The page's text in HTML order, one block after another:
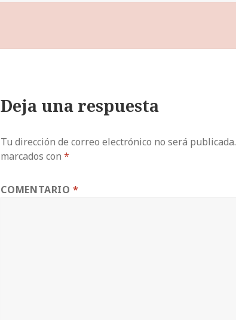
Deja una respuesta
Tu dirección de correo electrónico no será publicada.
marcados con*
COMENTARIO*